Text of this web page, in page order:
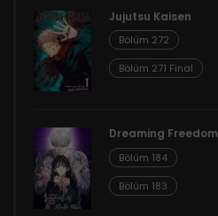
Jujutsu Kaisen
Bölüm 272
Bölüm 271 Final
Dreaming Freedom
Bölüm 184
Bölüm 183